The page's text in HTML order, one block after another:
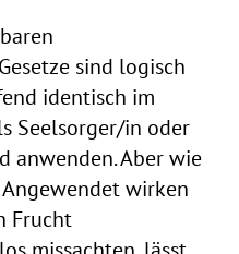
sind logisch
identisch im
Seelsorger/in oder
anwenden. Aber wie
wirken
Frucht